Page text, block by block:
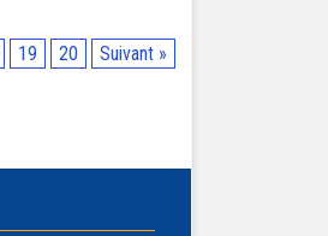
19 20 Suivant »